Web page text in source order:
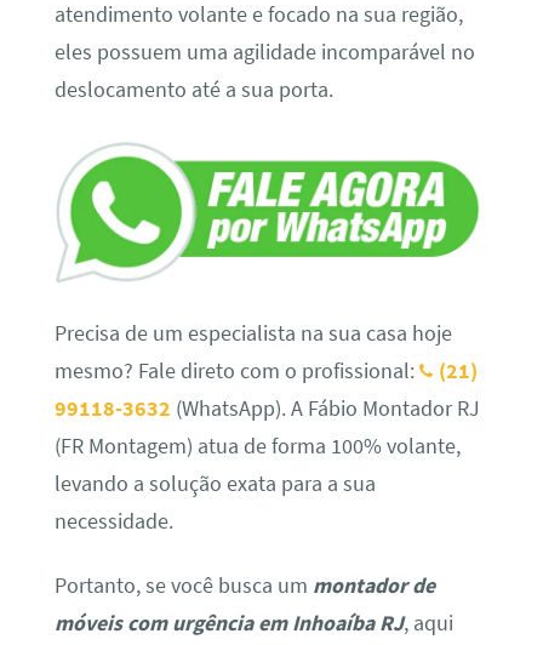
atendimento volante e focado na sua região,
eles possuem uma agilidade incomparável no
deslocamento até a sua porta.
Precisa de um especialista na sua casa hoje
mesmo? Fale direto com o profissional:
(21)
99118-3632 (WhatsApp). A Fábio Montador RJ
(FR Montagem) atua de forma 100% volante,
levando a solução exata para a sua
necessidade.
Portanto, se você busca um montador de
móveis com urgência em Inhoaíba RJ, aqui